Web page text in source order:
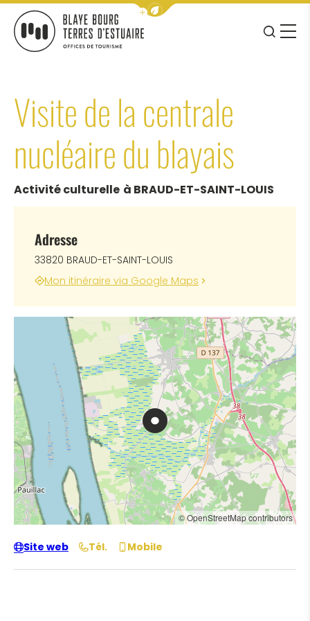
Afficher la barre de navigation
JE
MENU
Visite de la centrale
nucléaire du blayais
Activité culturelle à BRAUD-ET-SAINT-LOUIS
Adresse
33820 BRAUD-ET-SAINT-LOUIS
Mon itinéraire via Google Maps
© OpenStreetMap contributors
Site web Tél. Mobile